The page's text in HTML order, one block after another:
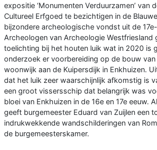
expositie ‘Monumenten Verduurzamen’ van
Cultureel Erfgoed te bezichtigen in de
bijzondere archeologische vondst uit de
Archeologen van Archeologie Westfriesland
toelichting bij het houten luik wat in 2020 is
onderzoek er voorbereiding op de bouw van
woonwijk aan de Kuipersdijk in Enkhuizen.
dat het luik zeer waarschijnlijk afkomstig is
een groot vissersschip dat belangrijk was
bloei van Enkhuizen in de 16e en 17e eeuw.
geeft burgemeester Eduard van Zuijlen een
indrukwekkende wandschilderingen van
de burgemeesterskamer.